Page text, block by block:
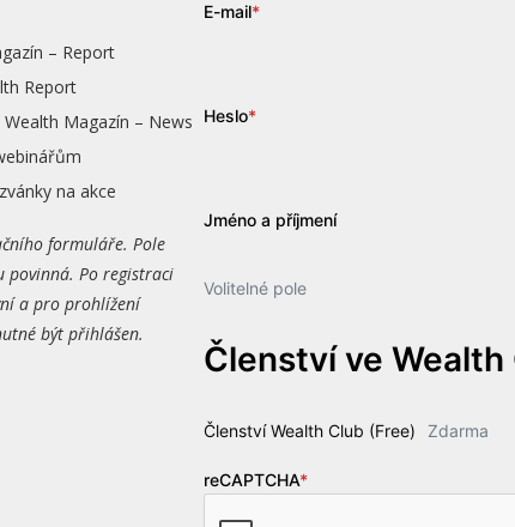
– Report
Report
Magazín – News
na akce
formuláře. Pole
povinná. Po registraci
a pro prohlížení
být přihlášen.
E-mail*
Heslo*
Jméno a příjmení
Volitelné pole
Členství ve Wealth
Členství Wealth Club (Free) Zdarma
reCAPTCHA*